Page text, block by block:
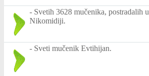
- Svetih 3628 mučenika, postradalih u
Nikomidiji.
- Sveti mučenik Evtihijan.